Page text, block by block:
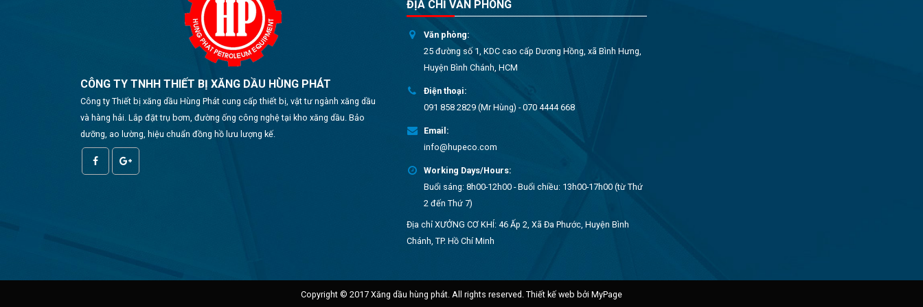
CÔNG TY TNHH THIẾT BỊ XĂNG DẦU HÙNG PHÁT
Công ty Thiết bị xăng dầu Hùng Phát cung cấp thiết bị, vật tư ngành xăng dầu
và hàng hải. Lắp đặt trụ bơm, đường ống công nghệ tại kho xăng dầu. Bảo
dưỡng, ao lường, hiệu chuẩn đồng hồ lưu lượng kế.
ĐỊA CHỈ VĂN PHÒNG
Văn phòng:
25 đường số 1, KDC cao cấp Dương Hồng, xã Bình Hưng,
Huyện Bình Chánh, HCM
Điện thoại:
091 858 2829 (Mr Hùng) - 070 4444 668
Email:
info@hupeco.com
Working Days/Hours:
Buổi sáng: 8h00-12h00 - Buổi chiều: 13h00-17h00 (từ Thứ
2 đến Thứ 7)
Địa chỉ XƯỞNG CƠ KHÍ: 46 Ấp 2, Xã Đa Phước, Huyện Bình
Chánh, TP. Hồ Chí Minh
Copyright © 2017 Xăng dầu hùng phát. All rights reserved. Thiết kế web bởi MyPage